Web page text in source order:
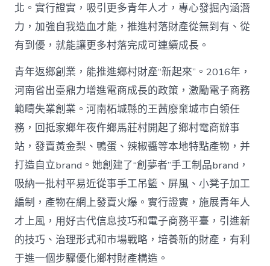
北。實行證實，吸引更多青年人才，專心發掘內涵潛
力，加強自我造血才能，推進村落財產從無到有、從
有到優，就能讓更多村落完成可連續成長。
青年返鄉創業，能推進鄉村財產“新起來”。2016年，
河南省出臺鼎力增進電商成長的政策，激勵電子商務
範疇失業創業。河南柘城縣的王茜廢棄城市白領任
務，回抵家鄉年夜仵鄉馬莊村開起了鄉村電商辦事
站，發賣黃金梨、鴨蛋、辣椒醬等本地特點產物，并
打造自立brand。她創建了“創夢者”手工制品brand，
吸納一批村平易近從事手工吊籃、屏風、小凳子加工
編制，產物在網上發賣火爆。實行證實，施展青年人
才上風，用好古代信息技巧和電子商務平臺，引進新
的技巧、治理形式和市場戰略，培養新的財產，有利
于進一個步驟優化鄉村財產構造。